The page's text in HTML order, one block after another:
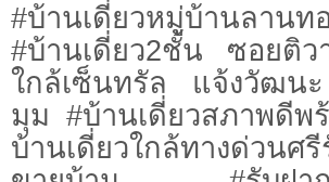
#บ้านเดี่ยวหมู่บ้านลา
#บ้านเดี่ยว2ชั้น ซอยติ
ใกล้เซ็นทรัล แจ้งวัฒนะ
มุม #บ้านเดี่ยวสภาพดี
บ้านเดี่ยวใกล้ทางด่วน